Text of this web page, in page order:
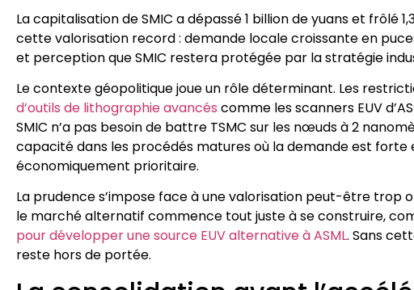
La capitalisation de SMIC a dépassé 1 billion de yuans et frôlé
cette valorisation record : demande locale croissante en
et perception que SMIC restera protégée par la stratégie
Le contexte géopolitique joue un rôle déterminant. Les
d’outils de lithographie avancés comme les scanners EUV
SMIC n’a pas besoin de battre TSMC sur les nœuds à 2
capacité dans les procédés matures où la demande est
économiquement prioritaire.
La prudence s’impose face à une valorisation peut-être trop
le marché alternatif commence tout juste à se construire,
pour développer une source EUV alternative à ASML. Sans
reste hors de portée.